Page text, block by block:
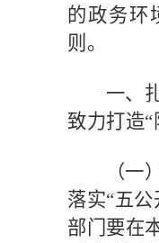
的政务环
则。
一、
致力打造
（一
落实“五
部门要在